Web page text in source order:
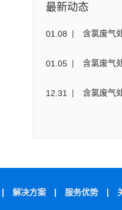
最新动态
01 08 含氯废气
01 05 含氯废气
12 31 含氯废气
解决方案 服务优势